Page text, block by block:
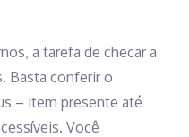
a tarefa de checar a
Basta conferir o
– item presente até
Você